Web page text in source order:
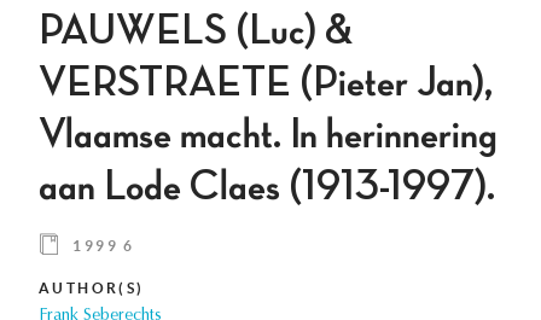
PAUWELS (Luc) &
VERSTRAETE (Pieter Jan),
Vlaamse macht. In herinnering
aan Lode Claes (1913-1997).
1999 6
AUTHOR(S)